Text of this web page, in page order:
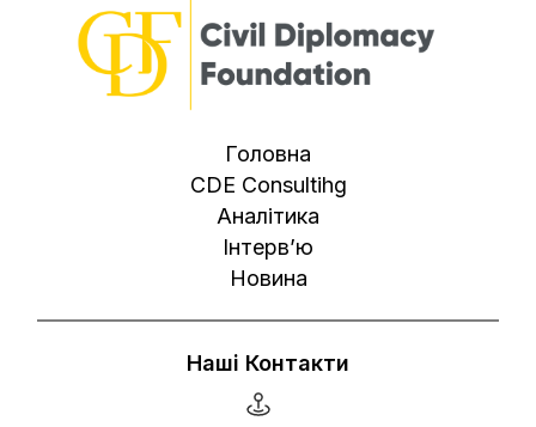
Головна
CDE Consultihg
Аналітика
Інтерв’ю
Новина
Наші Контакти